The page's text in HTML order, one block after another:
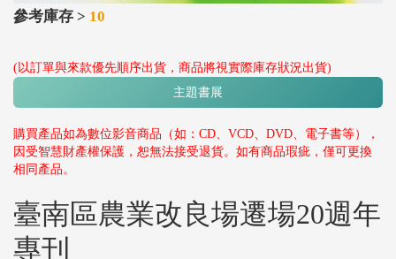
參考庫存 > 10
(以訂單與來款優先順序出貨，商品將視實際庫存狀況出貨)
主題書展
購買產品如為數位影音商品（如：CD、VCD、DVD、電子書等），
因受智慧財產權保護，恕無法接受退貨。如有商品瑕疵，僅可更換
相同產品。
臺南區農業改良場遷場20週年
專刊